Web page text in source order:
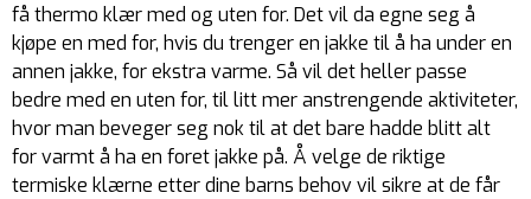
få thermo klær med og uten for. Det vil da egne seg å
kjøpe en med for, hvis du trenger en jakke til å ha under en
annen jakke, for ekstra varme. Så vil det heller passe
bedre med en uten for, til litt mer anstrengende aktiviteter,
hvor man beveger seg nok til at det bare hadde blitt alt
for varmt å ha en foret jakke på. Å velge de riktige
termiske klærne etter dine barns behov vil sikre at de får